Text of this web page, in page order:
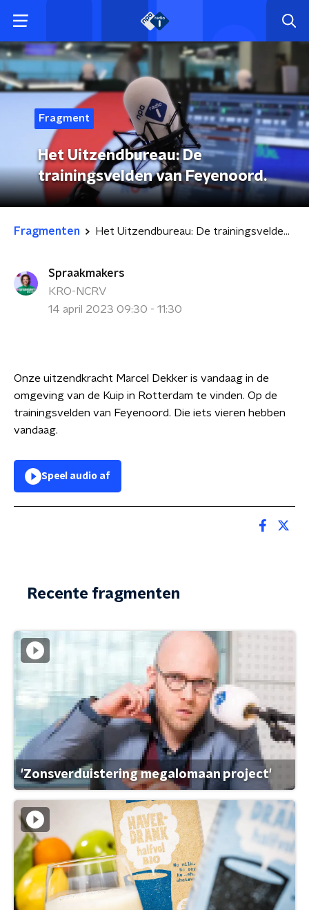
Fragment
Het Uitzendbureau: De
trainingsvelden van Feyenoord.
Fragmenten Het Uitzendbureau: De trainingsvelden van Feyenoord.
Spraakmakers
KRO-NCRV
14 april 2023 09:30 - 11:30
Onze uitzendkracht Marcel Dekker is vandaag in de
omgeving van de Kuip in Rotterdam te vinden. Op de
trainingsvelden van Feyenoord. Die iets vieren hebben
vandaag.
Speel audio af
Recente fragmenten
'Zonsverduistering megalomaan project'